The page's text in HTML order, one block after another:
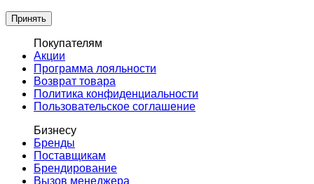
Принять
Покупателям
Акции
Программа лояльности
Возврат товара
Политика конфиденциальности
Пользовательское соглашение
Бизнесу
Бренды
Поставщикам
Брендирование
Вызов менеджера